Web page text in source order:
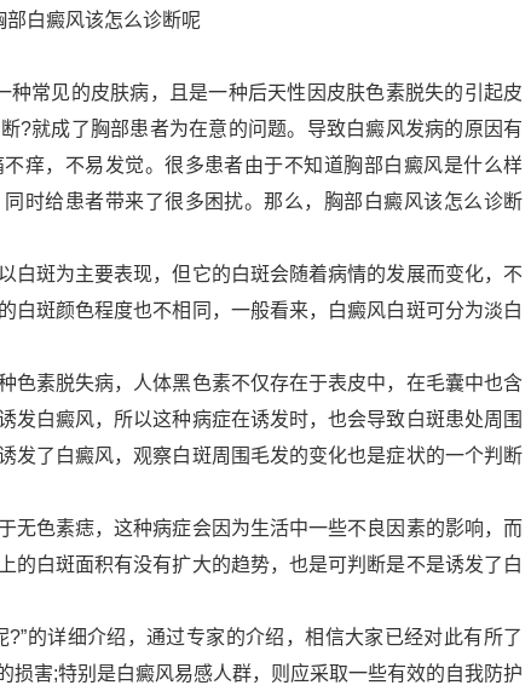
常见的皮肤病，且是一种后天性因皮肤色素脱失的引起皮
?就成了胸部患者为在意的问题。导致白癜风发病的原因有
痒，不易发觉。很多患者由于不知道胸部白癜风是什么样
时给患者带来了很多困扰。那么，胸部白癜风该怎么诊断
白斑为主要表现，但它的白斑会随着病情的发展而变化，不
白斑颜色程度也不相同，一般看来，白癜风白斑可分为淡白
色素脱失病，人体黑色素不仅存在于表皮中，在毛囊中也含
发白癜风，所以这种病症在诱发时，也会导致白斑患处周围
发了白癜风，观察白斑周围毛发的变化也是症状的一个判断
无色素痣，这种病症会因为生活中一些不良因素的影响，而
的白斑面积有没有扩大的趋势，也是可判断是不是诱发了白
的详细介绍，通过专家的介绍，相信大家已经对此有所了
损害;特别是白癜风易感人群，则应采取一些有效的自我防护